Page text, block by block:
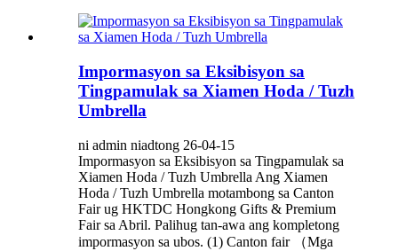
Impormasyon sa Eksibisyon sa
Tingpamulak sa Xiamen Hoda / Tuzh
Umbrella
ni admin niadtong 26-04-15
Impormasyon sa Eksibisyon sa Tingpamulak sa
Xiamen Hoda / Tuzh Umbrella Ang Xiamen
Hoda / Tuzh Umbrella motambong sa Canton
Fair ug HKTDC Hongkong Gifts & Premium
Fair sa Abril. Palihug tan-awa ang kompletong
impormasyon sa ubos. (1) Canton fair （Mga